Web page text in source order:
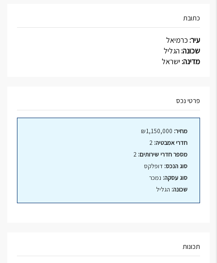
כתובת
עיר:כרמיאל
שכונה:הגליל
מדינה:ישראל
פרטי נכס
מחיר:
חדרי אמבטיה:
מספר חדרי שירותים:
סוג הנכס: דופלקס
סוג עסקה: נמכר
שכונה: הגליל
תכונות